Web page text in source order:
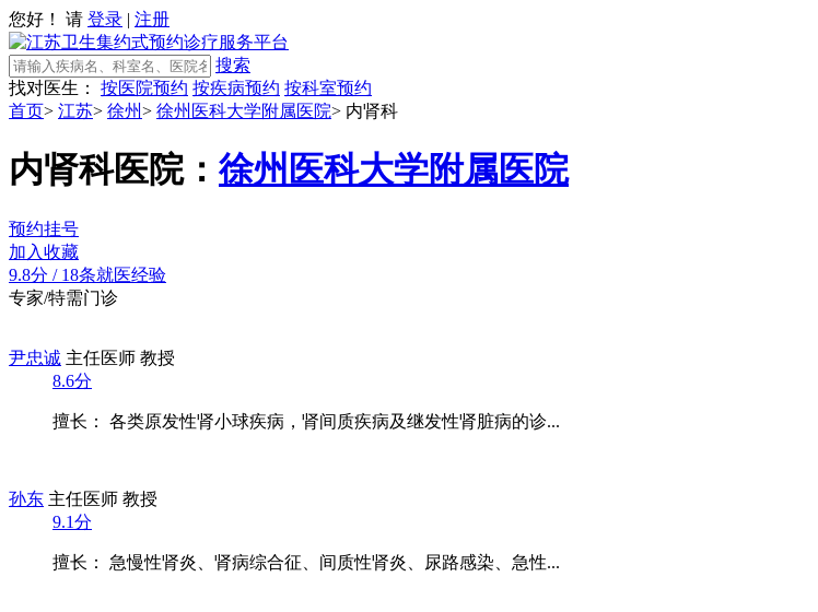
您好！ 请 登录 | 注册
搜索
找对医生：
按医院预约 按疾病预约 按科室预约
首页> 江苏> 徐州> 徐州医科大学附属医院> 内肾科
内肾科医院： 徐州医科大学附属医院
预约挂号
加入收藏
9.8分 / 18条就医经验
专家/特需门诊
尹忠诚 主任医师 教授
8.6分
擅长： 各类原发性肾小球疾病，肾间质疾病及继发性肾脏病的诊...
孙东 主任医师 教授
9.1分
擅长： 急慢性肾炎、肾病综合征、间质性肾炎、尿路感染、急性...